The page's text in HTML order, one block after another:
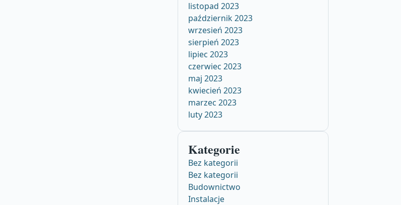
listopad 2023
październik 2023
wrzesień 2023
sierpień 2023
lipiec 2023
czerwiec 2023
maj 2023
kwiecień 2023
marzec 2023
luty 2023
Kategorie
Bez kategorii
Bez kategorii
Budownictwo
Instalacje